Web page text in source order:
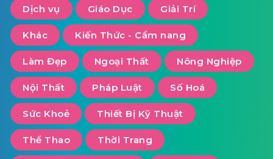
Dịch vụ Giáo Dục Giải Trí
Khác Kiến Thức - Cẩm nang
Làm Đẹp Ngoại Thất Nông Nghiệp
Nội Thất Pháp Luật Số Hoá
Sức Khoẻ Thiết Bị Kỹ Thuật
Thể Thao Thời Trang